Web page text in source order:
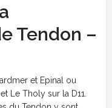
Tendon –
et Epinal ou
Le Tholy sur la D11.